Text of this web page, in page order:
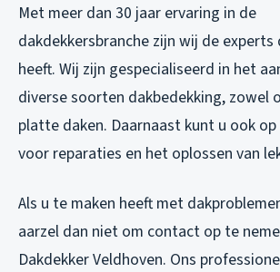
Met meer dan 30 jaar ervaring in de
dakdekkersbranche zijn wij de experts
heeft. Wij zijn gespecialiseerd in het
diverse soorten dakbedekking, zowel
platte daken. Daarnaast kunt u ook op
voor reparaties en het oplossen van
Als u te maken heeft met
aarzel dan niet om contact op te
Dakdekker Veldhoven. Ons